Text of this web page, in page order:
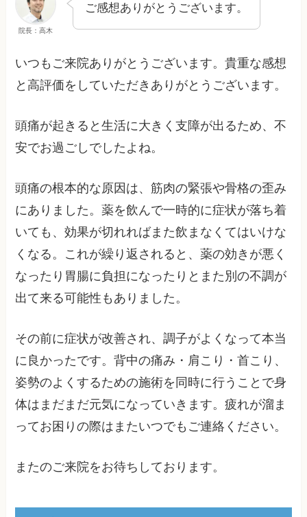
院長：高木
ご感想ありがとうございます。
いつもご来院ありがとうございます。貴重な感想
と高評価をしていただきありがとうございます。
頭痛が起きると生活に大きく支障が出るため、不
安でお過ごしでしたよね。
頭痛の根本的な原因は、筋肉の緊張や骨格の歪み
にありました。薬を飲んで一時的に症状が落ち着
いても、効果が切れればまた飲まなくてはいけな
くなる。これが繰り返されると、薬の効きが悪く
なったり胃腸に負担になったりとまた別の不調が
出て来る可能性もありました。
その前に症状が改善され、調子がよくなって本当
に良かったです。背中の痛み・肩こり・首こり、
姿勢のよくするための施術を同時に行うことで身
体はまだまだ元気になっていきます。疲れが溜ま
ってお困りの際はまたいつでもご連絡ください。
またのご来院をお待ちしております。